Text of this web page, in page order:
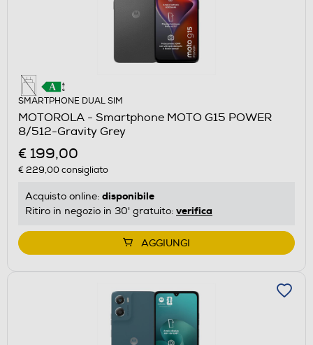
SMARTPHONE DUAL SIM
MOTOROLA - Smartphone MOTO G15 POWER
8/512-Gravity Grey
€ 199,00
€ 229,00consigliato
Acquisto online: disponibile
Ritiro in negozio in 30' gratuito: verifica
AGGIUNGI